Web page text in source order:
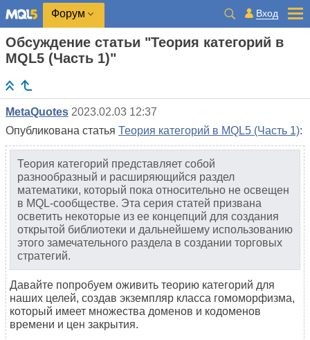
Форум Вход
Обсуждение статьи "Теория категорий в
MQL5 (Часть 1)"
MetaQuotes 2023.02.03 12:37
Опубликована статья Теория категорий в MQL5 (Часть 1):
Теория категорий представляет собой
разнообразный и расширяющийся раздел
математики, который пока относительно не освещен
в MQL-сообществе. Эта серия статей призвана
осветить некоторые из ее концепций для создания
открытой библиотеки и дальнейшему использованию
этого замечательного раздела в создании торговых
стратегий.
Давайте попробуем оживить теорию категорий для
наших целей, создав экземпляр класса гомоморфизма,
который имеет множества доменов и кодоменов
времени и цен закрытия.